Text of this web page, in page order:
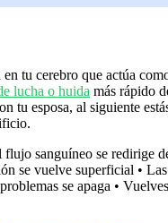
tu cerebro que actúa
lucha o huida más rápido
tu esposa, al siguiente
flujo sanguíneo se redirige
se vuelve superficial •
se apaga •